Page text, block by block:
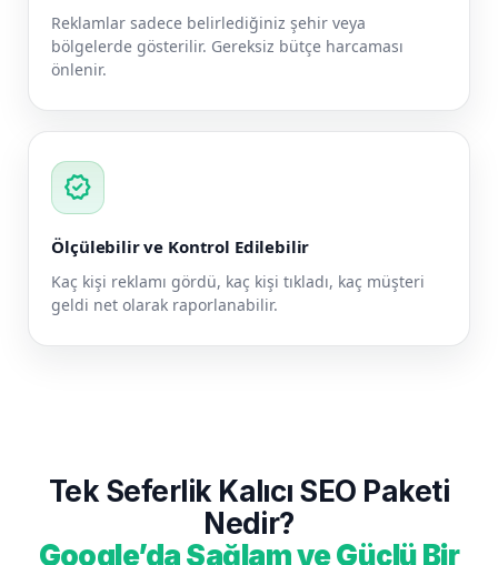
Reklamlar sadece belirlediğiniz şehir veya
bölgelerde gösterilir. Gereksiz bütçe harcaması
önlenir.
verified
Ölçülebilir ve Kontrol Edilebilir
Kaç kişi reklamı gördü, kaç kişi tıkladı, kaç müşteri
geldi net olarak raporlanabilir.
Tek Seferlik Kalıcı SEO Paketi
Nedir?
Google’da Sağlam ve Güçlü Bir